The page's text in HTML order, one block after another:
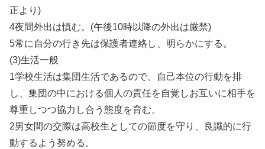
正より)
4夜間外出は慎む。(午後10時以降の外出は厳禁)
5常に自分の行き先は保護者連絡し、明らかにする。
(3)生活一般
1学校生活は集団生活であるので、自己本位の行動を排
し、集団の中における個人の責任を自覚しお互いに相手を
尊重しつつ協力し合う態度を育む。
2男女間の交際は高校生としての節度を守り、良識的に行
動するよう努める。